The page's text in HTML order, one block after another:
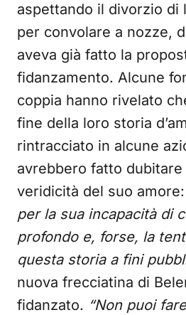
aspettando il divorzio di
per convolare a nozze,
aveva già fatto la
fidanzamento. Alcune
coppia hanno rivelato
fine della loro storia
rintracciato in alcune
avrebbero fatto dubitare
veridicità del suo amore:
per la sua incapacità di
profondo e, forse, la
questa storia a fini
nuova frecciatina di
fidanzato. “Non puoi